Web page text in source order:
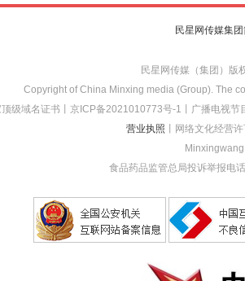
民星网传媒集
民星网传媒（集团）版
Copyright of China Minxing media (Group). The
顶级域名证书
京ICP备2021010773号-1
广播电视节
营业执照 丨网络文化经营
食品药品监管总局投诉举报电